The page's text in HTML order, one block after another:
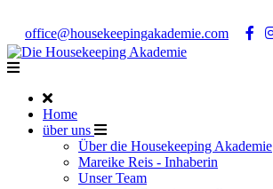
office@housekeepingakademie.com
Home
über uns
Über die Housekeeping Akademie
Mareike Reis - Inhaberin
Unser Team